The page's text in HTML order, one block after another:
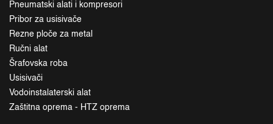
Pneumatski alati i kompresori
Pribor za usisivače
Rezne ploče za metal
Ručni alat
Šrafovska roba
Usisivači
Vodoinstalaterski alat
Zaštitna oprema - HTZ oprema